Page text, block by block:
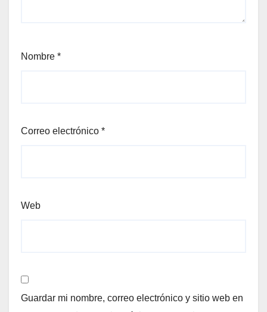
Nombre *
Correo electrónico *
Web
Guardar mi nombre, correo electrónico y sitio web en